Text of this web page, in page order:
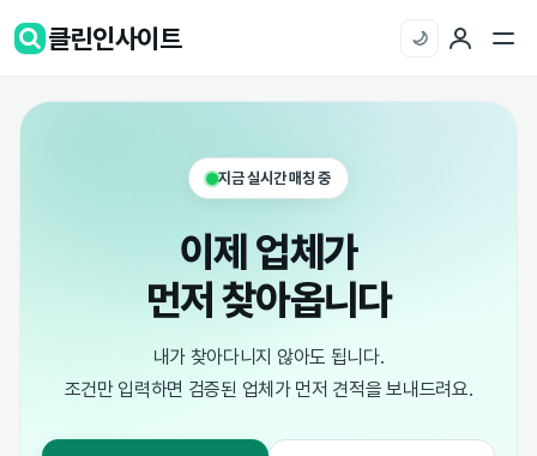
클린인사이트 🌙
지금 실시간 매칭 중
이제 업체가
먼저 찾아옵니다
내가 찾아다니지 않아도 됩니다.
조건만 입력하면 검증된 업체가 먼저 견적을 보내드려요.